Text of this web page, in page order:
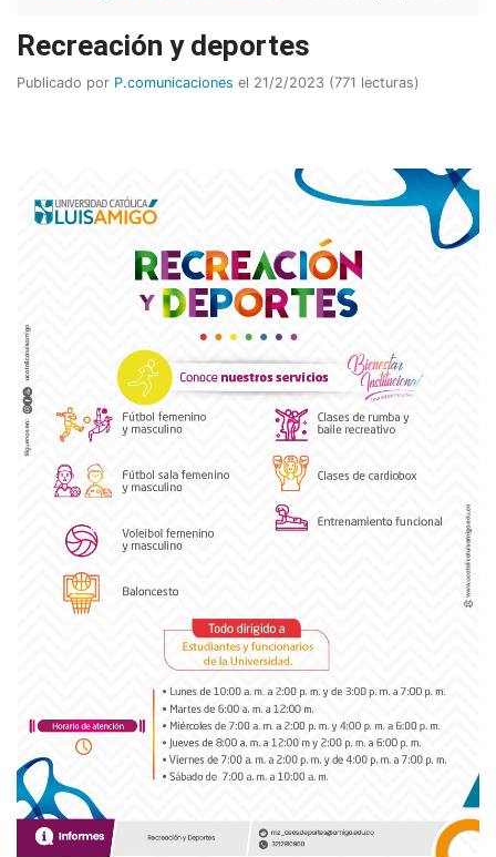
Recreación y deportes
Publicado por P.comunicaciones el 21/2/2023 (771 lecturas)